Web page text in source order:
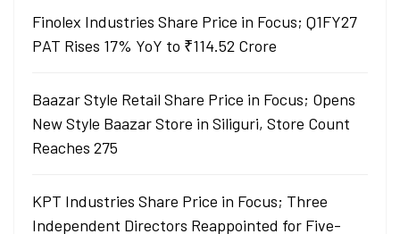
Finolex Industries Share Price in Focus; Q1FY27
PAT Rises 17% YoY to ₹114.52 Crore
Baazar Style Retail Share Price in Focus; Opens
New Style Baazar Store in Siliguri, Store Count
Reaches 275
KPT Industries Share Price in Focus; Three
Independent Directors Reappointed for Five-